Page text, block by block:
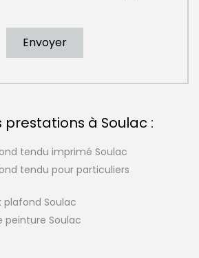
prestations à Soulac :
tendu imprimé Soulac
tendu pour particuliers
plafond Soulac
peinture Soulac